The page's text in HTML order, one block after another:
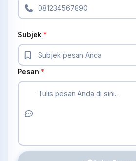
Subjek *
Pesan *